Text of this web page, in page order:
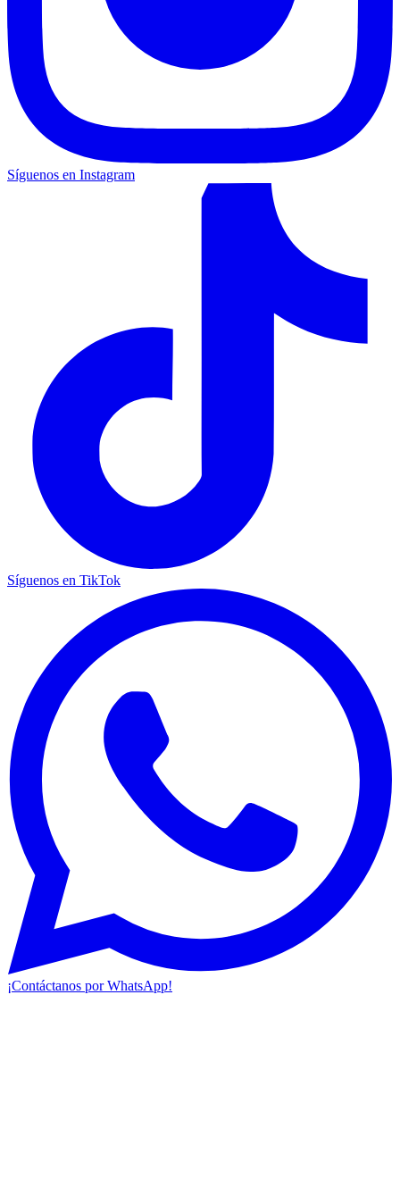
Síguenos en Instagram
Síguenos en TikTok
¡Contáctanos por WhatsApp!